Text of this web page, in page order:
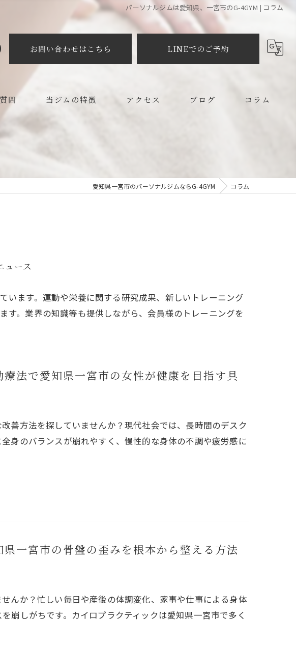
パーソナルジムは愛知県、一宮市のG-4GYM | コラム
お問い合わせはこちら LINEでのご予約
問 当ジムの特徴
カイロプラクティック
整体
アクセス ブログ コラム
愛知県一宮市のパーソナルジムならG-4GYM コラム
ュース
います。運動や栄養に関する研究成果、新しいトレーニング
。業界の知識等も提供しながら、会員様のトレーニングを
法で愛知県一宮市の女性が健康を目指す具
善方法を探していませんか？現代社会では、長時間のデスク
身のバランスが崩れやすく、慢性的な身体の不調や疲労感に
一宮市の骨盤の歪みを根本から整える方法
んか？忙しい毎日や産後の体調変化、家事や仕事による身体
崩しがちです。カイロプラクティックは愛知県一宮市で多く